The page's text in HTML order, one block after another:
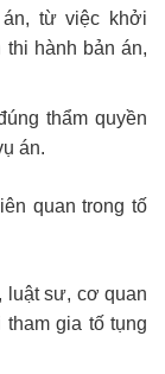
từ việc khởi
thi hành bản án,
thẩm quyền
án.
quan trong tố
luật sư, cơ quan
gia tố tụng